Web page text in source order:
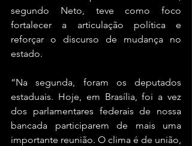
segundo Neto, teve como foco
fortalecer a articulação política e
reforçar o discurso de mudança no
estado.
“Na segunda, foram os deputados
estaduais. Hoje, em Brasília, foi a vez
dos parlamentares federais de nossa
bancada participarem de mais uma
importante reunião. O clima é de união,